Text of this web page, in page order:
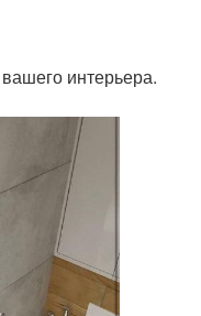
интерьера.